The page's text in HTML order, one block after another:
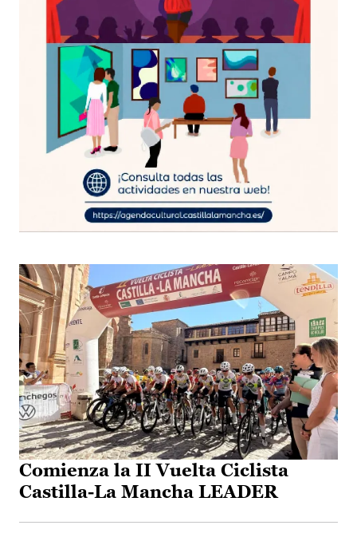
Comienza la II Vuelta Ciclista
Castilla-La Mancha LEADER